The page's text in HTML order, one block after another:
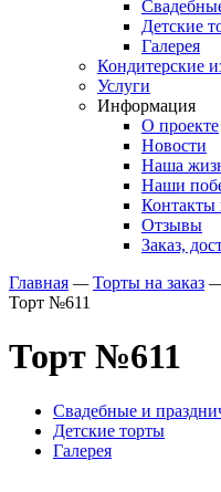
Детские
Галерея
Кондитерские
Услуги
Информация
О проекте
Новости
Наша
Наши
Контакты
Отзывы
Заказ,
Главная — Торты на заказ
Торт №611
Торт №611
Свадебные и
Детские торты
Галерея